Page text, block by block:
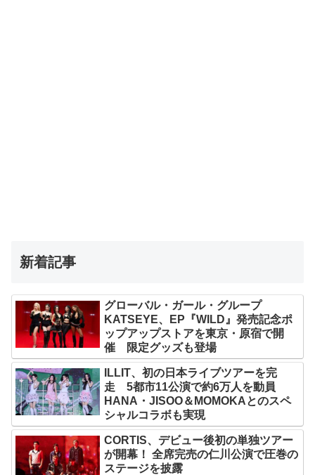
新着記事
グローバル・ガール・グループ
KATSEYE、EP『WILD』発売記念ポ
ップアップストアを東京・原宿で開
催 限定グッズも登場
ILLIT、初の日本ライブツアーを完
走 5都市11公演で約6万人を動員
HANA・JISOO＆MOMOKAとのスペ
シャルコラボも実現
CORTIS、デビュー後初の単独ツアー
が開幕！ 全席完売の仁川公演で圧巻の
ステージを披露